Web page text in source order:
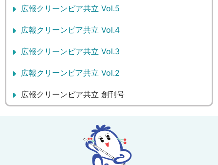
広報クリーンピア共立 Vol.5
広報クリーンピア共立 Vol.4
広報クリーンピア共立 Vol.3
広報クリーンピア共立 Vol.2
広報クリーンピア共立 創刊号